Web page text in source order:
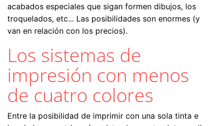
acabados especiales que sigan formen dibujos, los
troquelados, etc... Las posibilidades son enormes (y
van en relación con los precios).
Los sistemas de
impresión con menos
de cuatro colores
Entre la posibilidad de imprimir con una sola tinta e